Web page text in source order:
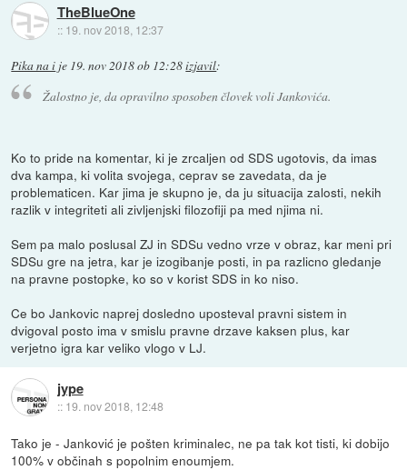
TheBlueOne
:: 19. nov 2018, 12:37
Pika na i je 19. nov 2018 ob 12:28izjavil:
Žalostno je, da opravilno sposoben človek voli Jankovića.
Ko to pride na komentar, ki je zrcaljen od SDS ugotovis, da imas
dva kampa, ki volita svojega, ceprav se zavedata, da je
problematicen. Kar jima je skupno je, da ju situacija zalosti, nekih
razlik v integriteti ali zivljenjski filozofiji pa med njima ni.
Sem pa malo poslusal ZJ in SDSu vedno vrze v obraz, kar meni pri
SDSu gre na jetra, kar je izogibanje posti, in pa razlicno gledanje
na pravne postopke, ko so v korist SDS in ko niso.
Ce bo Jankovic naprej dosledno uposteval pravni sistem in
dvigoval posto ima v smislu pravne drzave kaksen plus, kar
verjetno igra kar veliko vlogo v LJ.
jype
:: 19. nov 2018, 12:48
Tako je - Janković je pošten kriminalec, ne pa tak kot tisti, ki dobijo
100% v občinah s popolnim enoumjem.